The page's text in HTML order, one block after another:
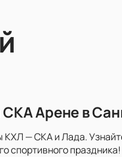
Арене в
КХЛ — СКА и Лада.
спортивного праздника!